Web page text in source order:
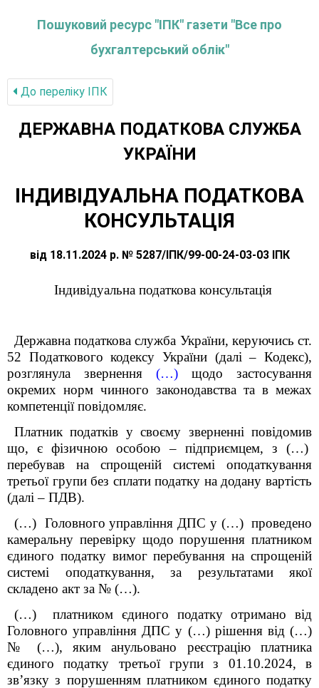
Пошуковий ресурс "ІПК" газети "Все про
бухгалтерський облік"
До переліку IПК
ДЕРЖАВНА ПОДАТКОВА СЛУЖБА
УКРАЇНИ
ІНДИВІДУАЛЬНА ПОДАТКОВА
КОНСУЛЬТАЦІЯ
від 18.11.2024 р. № 5287/ІПК/99-00-24-03-03 ІПК
Індивідуальна податкова консультація
Державна податкова служба України, керуючись ст.
52 Податкового кодексу України (далі – Кодекс),
розглянула звернення (…) щодо застосування
окремих норм чинного законодавства та в межах
компетенції повідомляє.
Платник податків у своєму зверненні повідомив
що, є фізичною особою – підприємцем, з (…)
перебував на спрощеній системі оподаткування
третьої групи без сплати податку на додану вартість
(далі – ПДВ).
(…) Головного управління ДПС у (…) проведено
камеральну перевірку щодо порушення платником
єдиного податку вимог перебування на спрощеній
системі оподаткування, за результатами якої
складено акт за № (…).
(…) платником єдиного податку отримано від
Головного управління ДПС у (…) рішення від (…)
№ (…), яким анульовано реєстрацію платника
єдиного податку третьої групи з 01.10.2024, в
зв’язку з порушенням платником єдиного податку